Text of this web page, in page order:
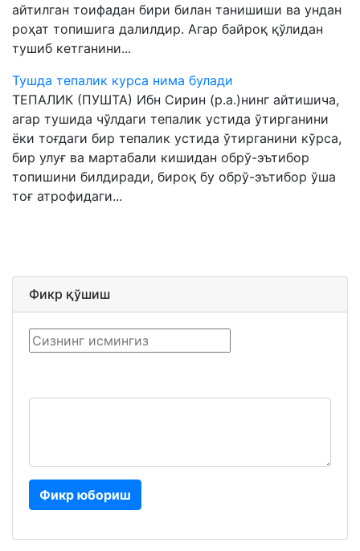
айтилган тоифадан бири билан танишиши ва ундан
роҳат топишига далилдир. Агар байроқ қўлидан
тушиб кетганини...
Тушда тепалик курса нима булади
ТEПАЛИК (ПУШТА) Ибн Сирин (р.а.)нинг айтишича,
агар тушида чўлдаги тепалик устида ўтирганини
ёки тоғдаги бир тепалик устида ўтирганини кўрса,
бир улуғ ва мартабали кишидан обрў-эътибор
топишини билдиради, бироқ бу обрў-эътибор ўша
тоғ атрофидаги...
Фикр қўшиш
Фикр юбориш